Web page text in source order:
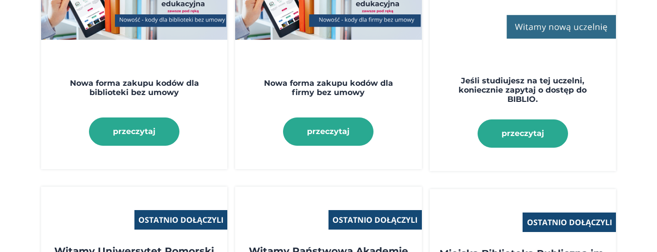
Nowa forma zakupu kodów dla
biblioteki bez umowy
przeczytaj
Nowa forma zakupu kodów dla
firmy bez umowy
przeczytaj
Jeśli studiujesz na tej uczelni,
koniecznie zapytaj o dostęp do
BIBLIO.
przeczytaj
OSTATNIO DOŁĄCZYLI OSTATNIO DOŁĄCZYLI OSTATNIO DOŁĄCZYLI